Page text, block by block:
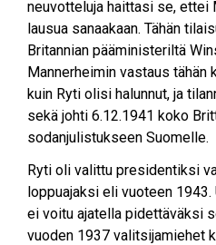
neuvotteluja haittasi se, ettei
lausua sanaakaan. Tähän
Britannian pääministeriltä
Mannerheimin vastaus
kuin Ryti olisi halunnut, ja
sekä johti 6.12.1941 koko
sodanjulistukseen Suomelle.
Ryti oli valittu presidentiksi
loppuajaksi eli vuoteen
ei voitu ajatella pidettäväksi
vuoden 1937 valitsijamiehet